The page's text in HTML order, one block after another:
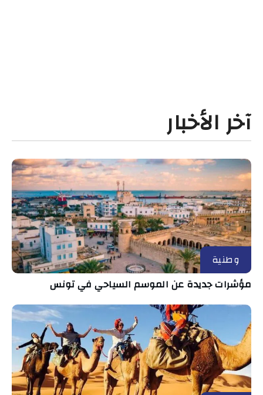
آخر الأخبار
وطنية
مؤشرات جديدة عن الموسم السياحي في تونس